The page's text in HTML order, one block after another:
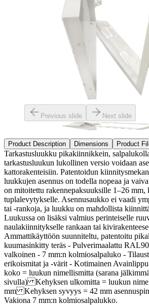
Previous slide Next slide
Product Description Dimensions Product
Tarkastusluukku pikakiinnikkein,
tarkastusluukun lukollinen versio voidaan
kattorakenteisiin. Patentoidun
luukkujen asennus on todella nopeaa ja
on mitoitettu rakennepaksuuksille 1–26 mm,
tuplalevytykselle. Asennusaukko ei vaadi
tai -rankoja, ja luukku on mahdollista
Luukussa on lisäksi valmius perinteiselle
naulakiinnitykselle rankaan tai
Ammattikäyttöön suunniteltu, patentoitu
kuumasinkitty teräs - Pulverimaalattu
valkoinen - 7 mm:n kolmiosalpaluko -
erikoismitat ja -värit - Kotimainen
koko = luukun nimellismitta (sarana
sivulla) Kehyksen ulkomitta = luukun
mm Kehyksen syvyys = 42 mm
Vakiona 7 mm:n kolmiosalpalukko.